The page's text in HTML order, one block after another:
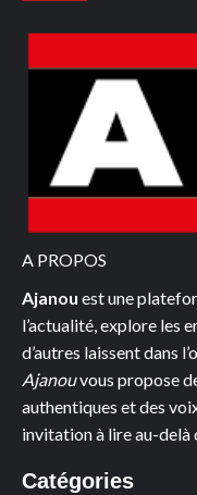
A PROPOS
Ajanou est une
l’actualité, explore les
d’autres laissent dans
Ajanouvous propose
authentiques et des
invitation à lire au-delà
Catégories